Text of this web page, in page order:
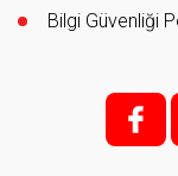
Bilgi Güvenliği
f;